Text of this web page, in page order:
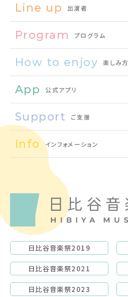
Line up 出演者
Program プログラム
How to enjoy 楽しみ方
App 公式アプリ
Support ご支援
Info インフォメーション
日比谷音楽祭2019
日比谷音楽祭2021
日比谷音楽祭2023